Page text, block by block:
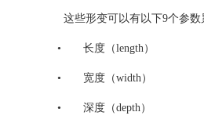
这些形变可以有以下9个参数
• 长度（length）
• 宽度（width）
• 深度（depth）